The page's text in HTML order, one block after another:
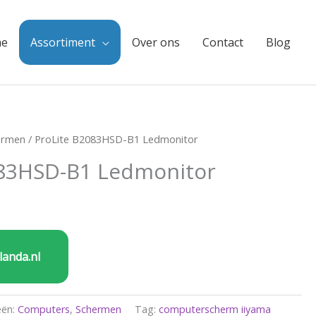
Assortiment Over ons Contact Blog
/ ProLite B2083HSD-B1 Ledmonitor
B1 Ledmonitor
Computers,Schermen Tag:computerscherm iiyama